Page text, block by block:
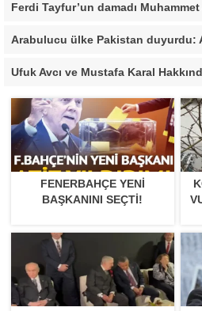
Ferdi Tayfur’un damadı Muhammet
FENERBAHÇE YENI
BAŞKANINI SEÇTI!